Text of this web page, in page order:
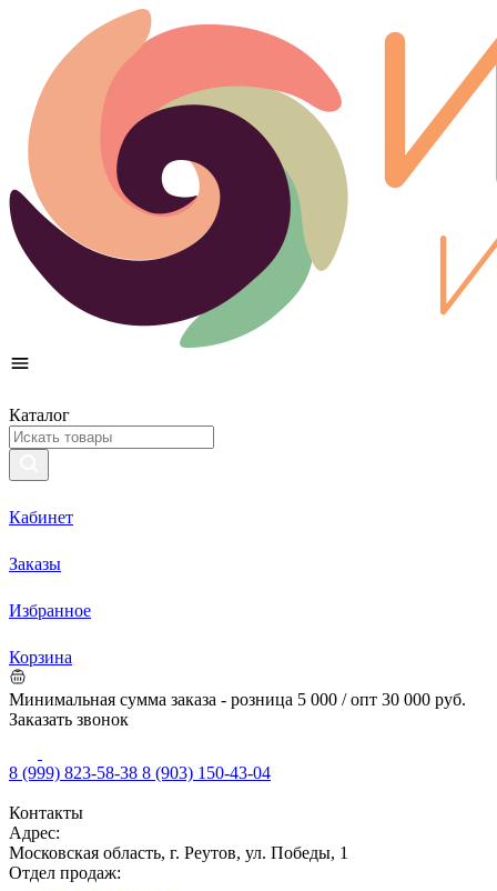
Каталог
Кабинет
Заказы
Избранное
Корзина
Минимальная сумма заказа - розница 5 000 / опт 30 000 руб.
Заказать звонок
8 (999) 823-58-38 8 (903) 150-43-04
Контакты
Адрес:
Московская область, г. Реутов, ул. Победы, 1
Отдел продаж: